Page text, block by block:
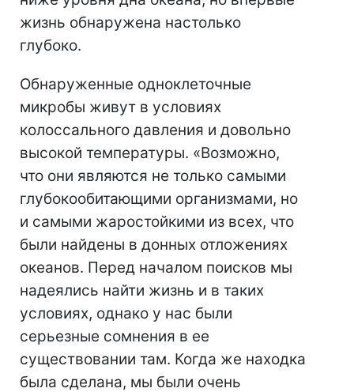
жизнь обнаружена настолько
глубоко.
Обнаруженные одноклеточные
микробы живут в условиях
колоссального давления и довольно
высокой температуры. «Возможно,
что они являются не только самыми
глубокообитающими организмами, но
и самыми жаростойкими из всех, что
были найдены в донных отложениях
океанов. Перед началом поисков мы
надеялись найти жизнь и в таких
условиях, однако у нас были
серьезные сомнения в ее
существовании там. Когда же находка
была сделана, мы были очень